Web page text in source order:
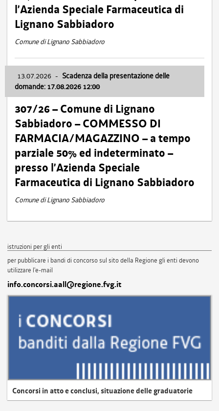
l’Azienda Speciale Farmaceutica di
Lignano Sabbiadoro
Comune di Lignano Sabbiadoro
13.07.2026 - Scadenza della presentazione delle
domande: 17.08.2026 12:00
307/26 – Comune di Lignano
Sabbiadoro – COMMESSO DI
FARMACIA/MAGAZZINO – a tempo
parziale 50% ed indeterminato –
presso l’Azienda Speciale
Farmaceutica di Lignano Sabbiadoro
Comune di Lignano Sabbiadoro
istruzioni per gli enti
per pubblicare i bandi di concorso sul sito della Regione gli enti devono
utilizzare l'e-mail
info.concorsi.aall@regione.fvg.it
Concorsi in atto e conclusi, situazione delle graduatorie